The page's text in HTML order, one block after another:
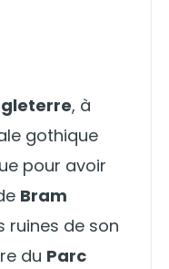
, à
gothique
pour avoir
Bram
ruines de son
du Parc